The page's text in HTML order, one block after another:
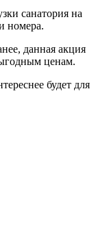
санатория на
номера.
данная акция
ценам.
будет для